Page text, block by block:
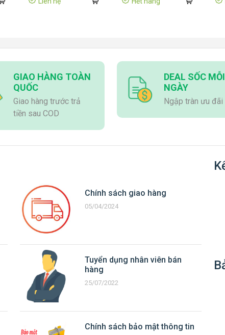
GIAO HÀNG TOÀN
QUỐC
Giao hàng trước trả
tiền sau COD
DEAL SỐC MỖI
NGÀY
Ngập tràn ưu đãi
Chính sách giao hàng
05/04/2024
Tuyển dụng nhân viên bán
hàng
25/07/2022
Chính sách bảo mật thông tin